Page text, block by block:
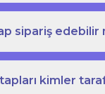
sipariş edebilir
kimler